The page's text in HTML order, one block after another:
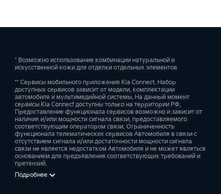
* Возможно использование комбинации натуральной и
искусственной кожи для отделки отдельных элементов
** Сервисы мобильного приложения Kia Connect. Набор
доступных сервисов зависит от модели, комплектации
автомобиля и мультимедийной системы. На данный момент
сервисы Kia Connect доступны только на территории РФ.
Предоставление функционала сервисов возможно и зависит от
наличия и/или мощности сигнала связи, предоставляемого
соответствующим оператором связи. Ограниченность
функционала телематических сервисов Автомобиля в связи с
отсутствием сигнала и/или достаточности мощности сигнала
связи не является недостатком Автомобиля и не может являться
основанием для предъявления соответствующих требований и
претензий.
Подробнее